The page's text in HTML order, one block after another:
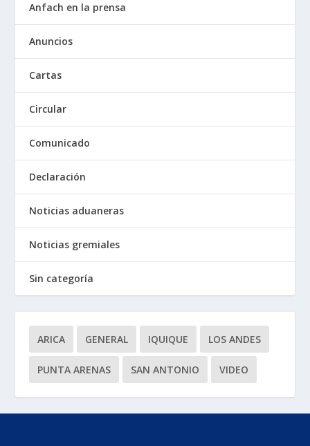
Anfach en la prensa
Anuncios
Cartas
Circular
Comunicado
Declaración
Noticias aduaneras
Noticias gremiales
Sin categoría
ARICA GENERAL IQUIQUE LOS ANDES
PUNTA ARENAS SAN ANTONIO VIDEO